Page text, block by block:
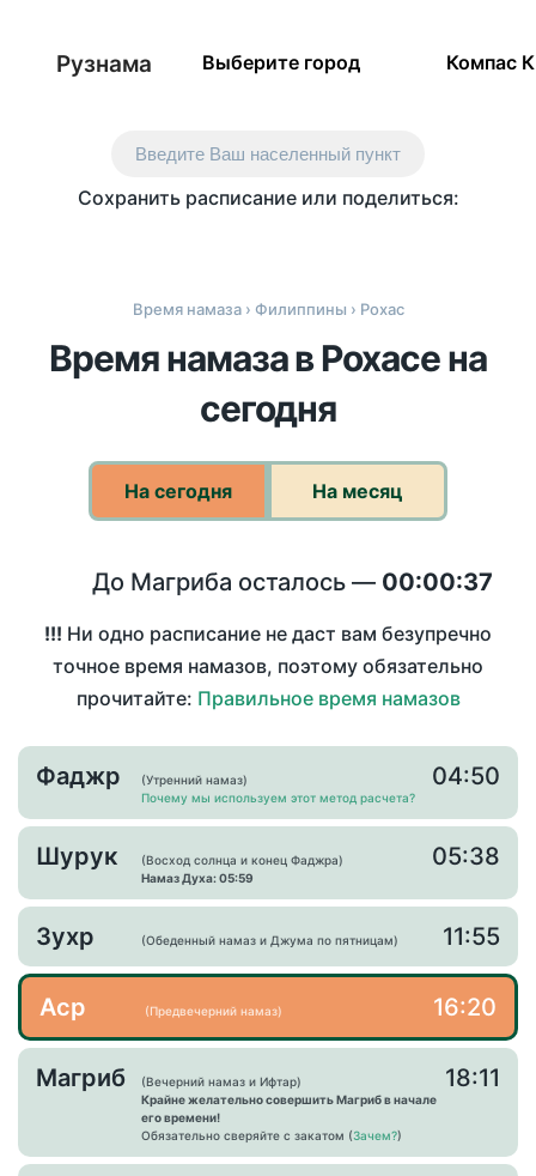
Рузнама Выберите город Компас
Введите Ваш населенный пункт
Сохранить расписание или поделиться:
Время намаза› Филиппины › Рохас
Время намаза в Рохасе на
сегодня
На сегодня На месяц
До Магриба осталось — 00:00:37
!!! Ни одно расписание не даст вам безупречно
точное время намазов, поэтому обязательно
прочитайте: Правильное время намазов
Фаджр
(Утренний намаз)
Почему мы используем этот метод расчета?
04:50
Шурук
(Восход солнца и конец Фаджра)
Намаз Духа: 05:59
05:38
Зухр (Обеденный намаз и Джума по пятницам) 11:55
Аср (Предвечерний намаз) 16:20
Магриб
(Вечерний намаз и Ифтар)
Крайне желательно совершить Магриб в начале
его времени!
Обязательно сверяйте с закатом (Зачем?)
18:11